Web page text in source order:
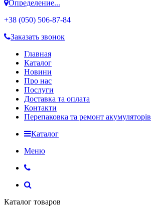
Определение...
+38 (050) 506-87-84
Заказать звонок
Главная
Каталог
Новини
Про нас
Послуги
Доставка та оплата
Контакти
Перепаковка та ремонт акумуляторів
Каталог
Меню
Каталог товаров